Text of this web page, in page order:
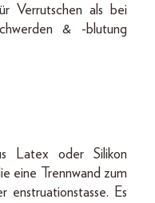
Verrutschen als bei
& -blutung
Latex oder Silikon
eine Trennwand zum
enstruationstasse. Es